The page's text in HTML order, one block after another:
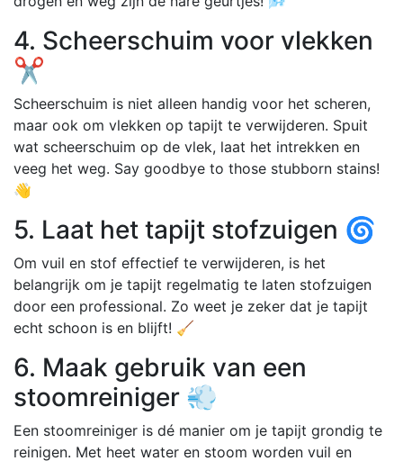
4. Scheerschuim voor vlekken
✂️
Scheerschuim is niet alleen handig voor het scheren,
maar ook om vlekken op tapijt te verwijderen. Spuit
wat scheerschuim op de vlek, laat het intrekken en
veeg het weg. Say goodbye to those stubborn stains!
👋
5. Laat het tapijt stofzuigen 🌀
Om vuil en stof effectief te verwijderen, is het
belangrijk om je tapijt regelmatig te laten stofzuigen
door een professional. Zo weet je zeker dat je tapijt
echt schoon is en blijft! 🧹
6. Maak gebruik van een
stoomreiniger 💨
Een stoomreiniger is dé manier om je tapijt grondig te
reinigen. Met heet water en stoom worden vuil en